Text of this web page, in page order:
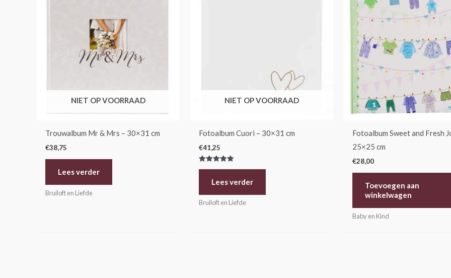
NIET OP VOORRAAD
Trouwalbum Mr & Mrs – 30×31 cm
€38,75
Lees verder
Bruiloft en Liefde
NIET OP VOORRAAD
Fotoalbum Cuori – 30×31 cm
€41,25
Gewaardeerd
Lees verder
Bruiloft en Liefde
Fotoalbum Sweet and Fresh
25×25 cm
€28,00
Toevoegen aan
winkelwagen
Baby en Kind